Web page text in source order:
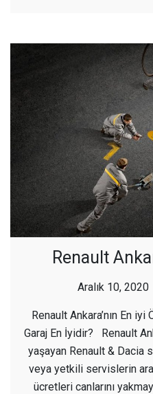
Renault
Aralık 10, 2020
Renault Ankara’nın En
Garaj En İyidir? Renault
yaşayan Renault & Dacia
veya yetkili servislerin
ücretleri canlarını